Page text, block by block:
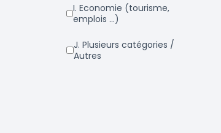
i. Economie (tourisme,
emplois ...)
j. Plusieurs catégories /
Autres